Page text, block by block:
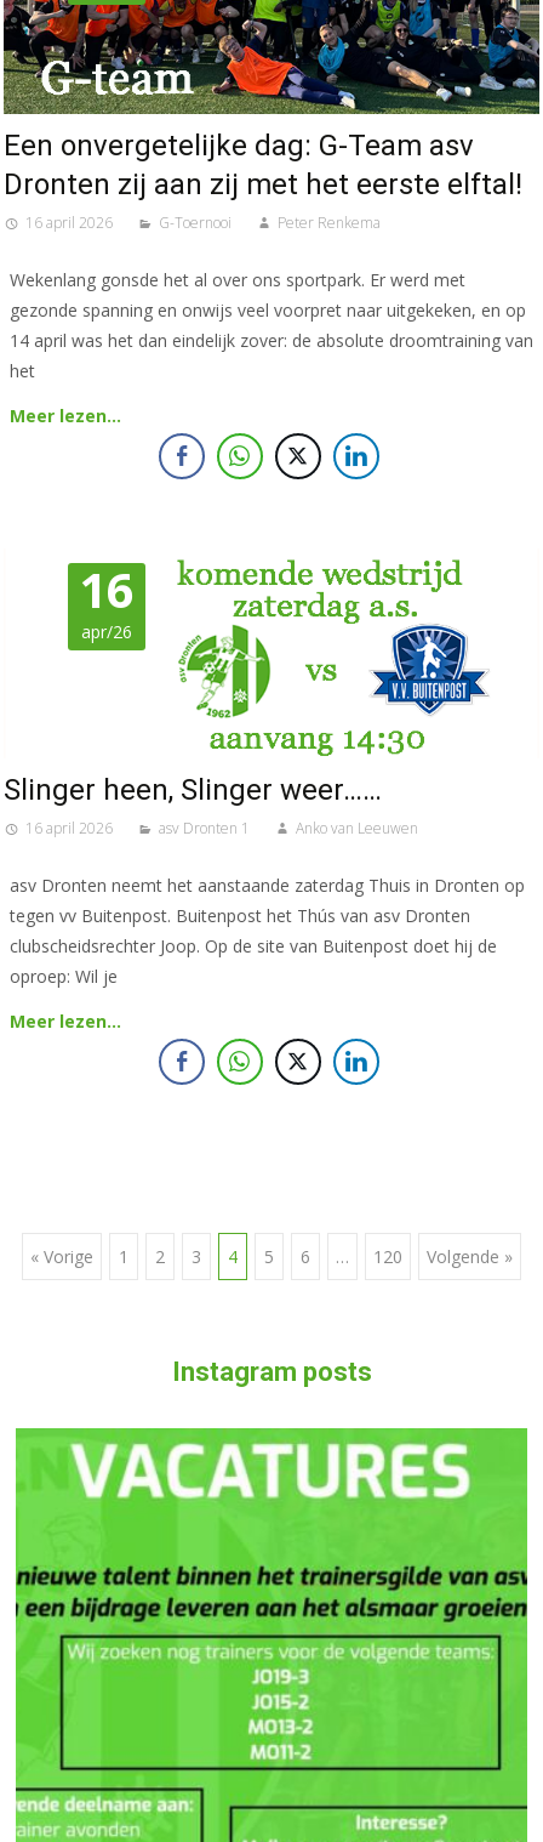
Een onvergetelijke dag: G-Team asv
Dronten zij aan zij met het eerste elftal!
16 april 2026 G-Toernooi Peter Renkema
Wekenlang gonsde het al over ons sportpark. Er werd met
gezonde spanning en onwijs veel voorpret naar uitgekeken, en op
14 april was het dan eindelijk zover: de absolute droomtraining van
het
Meer lezen…
16
apr/26
Slinger heen, Slinger weer……
16 april 2026 asv Dronten 1 Anko van Leeuwen
asv Dronten neemt het aanstaande zaterdag Thuis in Dronten op
tegen vv Buitenpost. Buitenpost het Thús van asv Dronten
clubscheidsrechter Joop. Op de site van Buitenpost doet hij de
oproep: Wil je
Meer lezen…
« Vorige 1 2 3 4 5 6 … 120 Volgende »
Instagram posts